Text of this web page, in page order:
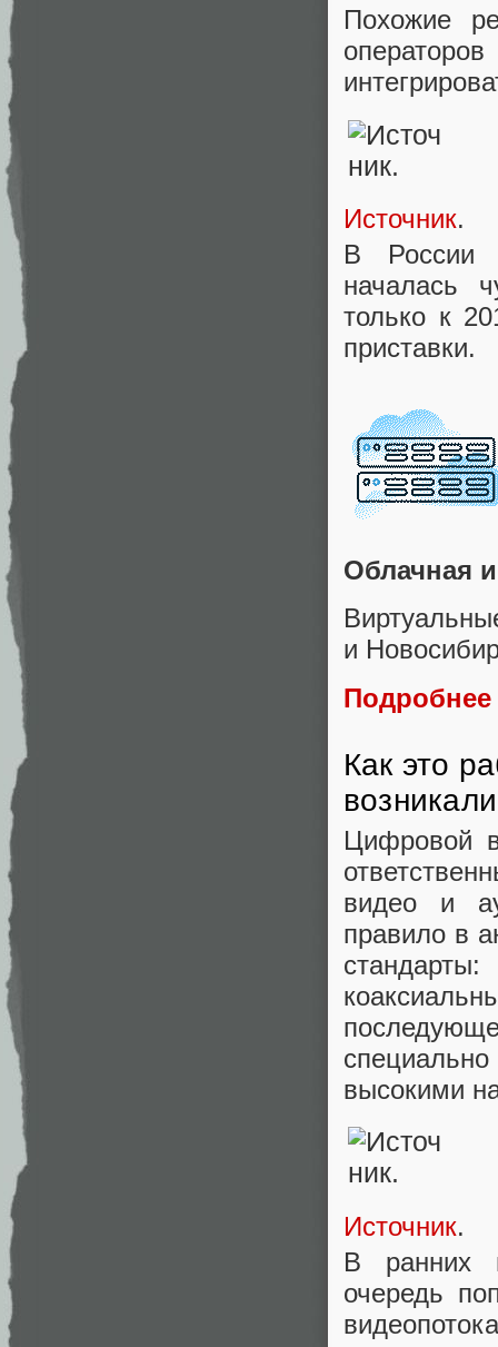
Похожие
Источник.
В России
началась
только к
приставки.
Облачная
и
Как это
возникали
Цифровой
видео и
правило в
высокими
Источник.
В ранних
очередь